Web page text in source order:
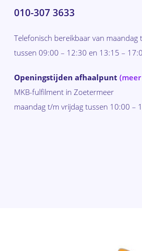
010-307 3633
Telefonisch bereikbaar van maandag
tussen 09:00 – 12:30 en 13:15 –
Openingstijden afhaalpunt
MKB-fulfilment in Zoetermeer
maandag t/m vrijdag tussen 10:00 –